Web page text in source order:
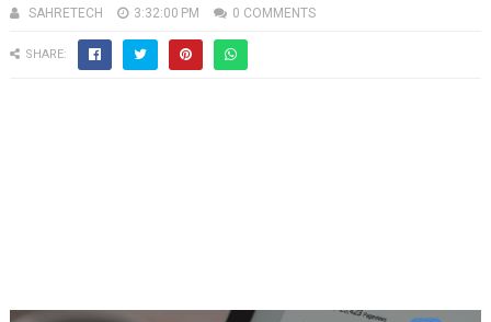
SAHRETECH 3:32:00 PM 0 COMMENTS
SHARE: